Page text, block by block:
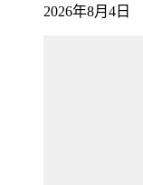
2026年8月4日